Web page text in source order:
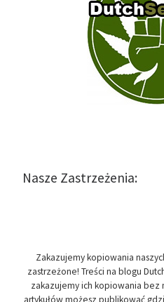
Nasze Zastrzeżenia:
Zakazujemy kopiowania
zastrzeżone! Treści na blogu
zakazujemy ich kopiowania bez